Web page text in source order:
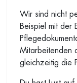
Wir sind nicht
Beispiel mit der
Mitarbeitenden
gleichzeitig die